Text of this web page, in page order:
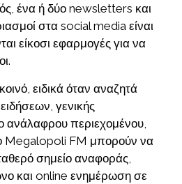
ένα ή δύο newsletters και
στα social media είναι
είκοσι εφαρμογές για να
ειδικά όταν αναζητά
γενικής
ανάλαφρου περιεχομένου,
Megalopoli FM μπορούν να
σημείο αναφοράς,
και online ενημέρωση σε